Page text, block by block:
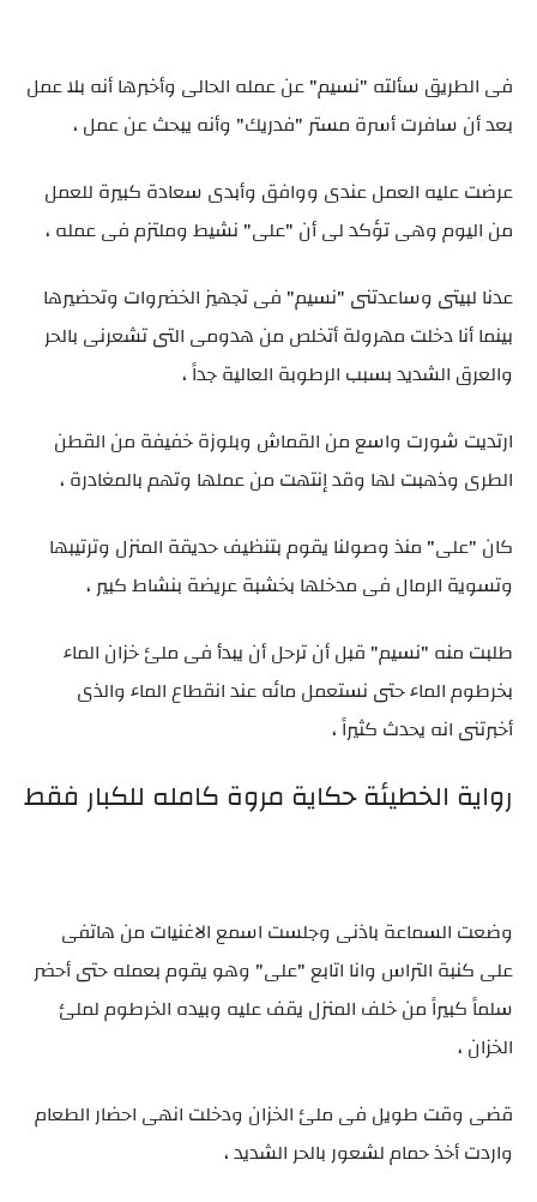
فى الطريق سألته "نسيم" عن عمله الحالى وأخبرها أنه بلا عمل
بعد أن سافرت أسرة مستر "فدريك" وأنه يبحث عن عمل ،
عرضت عليه العمل عندى ووافق وأبدى سعادة كبيرة للعمل
من اليوم وهى تؤكد لى أن "على" نشيط وملتزم فى عمله ،
عدنا لبيتى وساعدتنى "نسيم" فى تجهيز الخضروات وتحضيرها
بينما أنا دخلت مهرولة أتخلص من هدومى التى تشعرنى بالحر
والعرق الشديد بسبب الرطوبة العالية جداً ،
ارتديت شورت واسع من القماش وبلوزة خفيفة من القطن
الطرى وذهبت لها وقد إنتهت من عملها وتهم بالمغادرة ،
كان "على" منذ وصولنا يقوم بتنظيف حديقة المنزل وترتيبها
وتسوية الرمال فى مدخلها بخشبة عريضة بنشاط كبير ،
طلبت منه "نسيم" قبل أن ترحل أن يبدأ فى ملئ خزان الماء
بخرطوم الماء حتى نستعمل مائه عند انقطاع الماء والذى
أخبرتنى انه يحدث كثيراً ،
رواية الخطيئة حكاية مروة كامله للكبار فقط
وضعت السماعة باذنى وجلست اسمع الاغنيات من هاتفى
على كنبة التراس وانا اتابع "على" وهو يقوم بعمله حتى أحضر
سلماً كبيراً من خلف المنزل يقف عليه وبيده الخرطوم لملئ
الخزان ،
قضى وقت طويل فى ملئ الخزان ودخلت انهى احضار الطعام
واردت أخذ حمام لشعور بالحر الشديد ،